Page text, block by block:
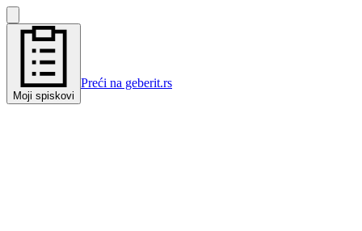
Moji spiskovi
Preći na geberit.rs